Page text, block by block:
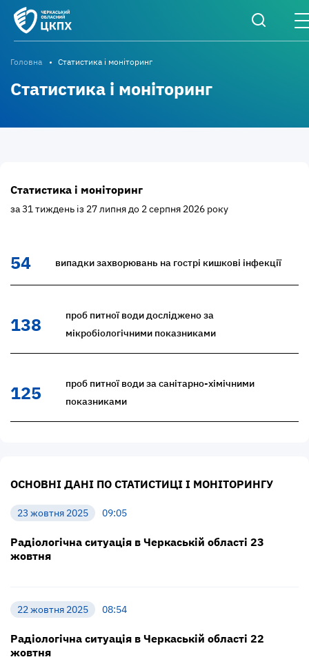
Головна Статистика і моніторинг
Статистика і моніторинг
Статистика і моніторинг
за 31 тиждень із 27 липня до 2 серпня 2026 року
54 випадки захворювань на гострі кишкові інфекції
138
проб питної води досліджено за
мікробіологічними показниками
125
проб питної води за санітарно-хімічними
показниками
ОСНОВНІ ДАНІ ПО СТАТИСТИЦІ І МОНІТОРИНГУ
23 жовтня 2025 09:05
Радіологічна ситуація в Черкаській області 23
жовтня
22 жовтня 2025 08:54
Радіологічна ситуація в Черкаській області 22
жовтня